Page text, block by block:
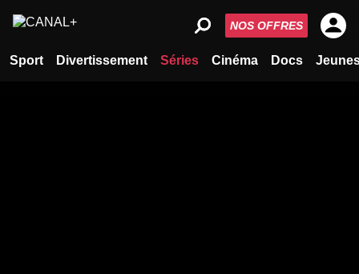
Sport Divertissement Séries Cinéma Docs
NOS OFFRES